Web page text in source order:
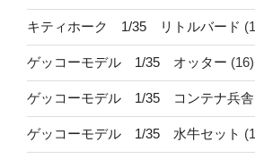
キティホーク 1/35 リトルバード
ゲッコーモデル 1/35 オッター (16)
ゲッコーモデル 1/35 コンテナ兵舎
ゲッコーモデル 1/35 水牛セット